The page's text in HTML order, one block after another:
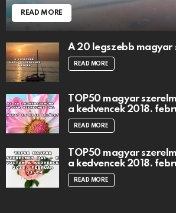
READ MORE
A 20 legszebb magyar
READ MORE
TOP50 magyar
a kedvencek 2018.
READ MORE
TOP50 magyar
a kedvencek 2018.
READ MORE